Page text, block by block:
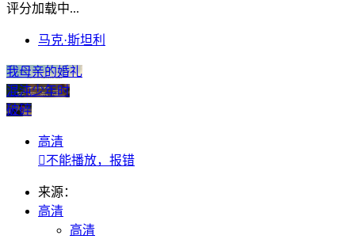
评分加载中...
马克·斯坦利
我母亲的婚礼
混沌少年时
破碎
高清
不能播放，报错
来源：
高清
高清